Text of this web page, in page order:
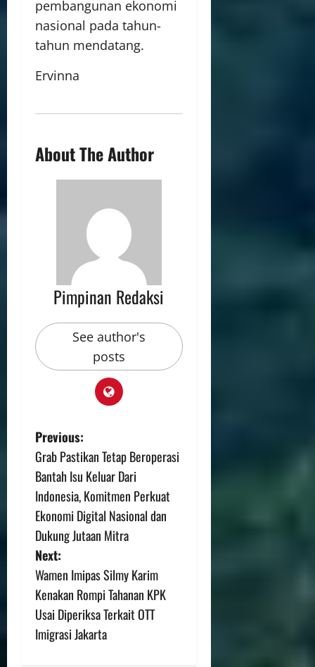
pembangunan ekonomi
nasional pada tahun-
tahun mendatang.
Ervinna
About The Author
Pimpinan Redaksi
See author's
posts
Previous:
Grab Pastikan Tetap Beroperasi
Bantah Isu Keluar Dari
Indonesia, Komitmen Perkuat
Ekonomi Digital Nasional dan
Dukung Jutaan Mitra
Next:
Wamen Imipas Silmy Karim
Kenakan Rompi Tahanan KPK
Usai Diperiksa Terkait OTT
Imigrasi Jakarta